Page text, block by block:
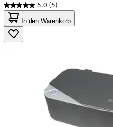
5.0 (5)
5.0
von
5
Sternen.
5
In den Warenkorb